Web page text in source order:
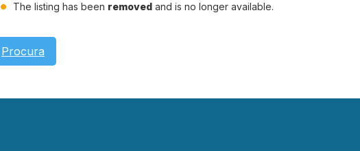
The listing has been removed and is no longer available.
Procura